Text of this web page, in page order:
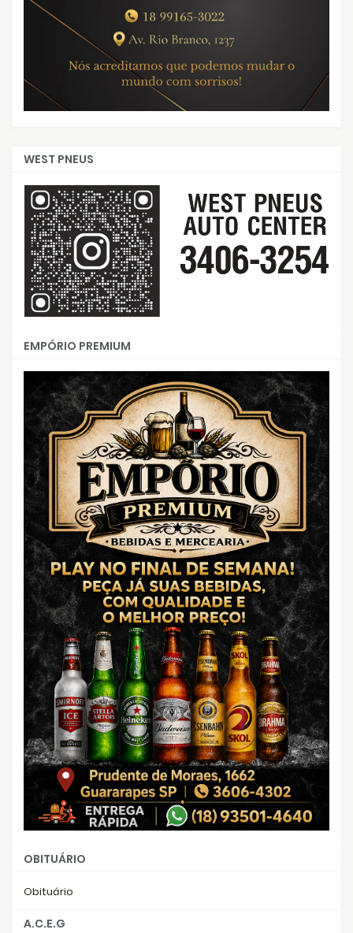
WEST PNEUS
EMPÓRIO PREMIUM
OBITUÁRIO
Obituário
A.C.E.G